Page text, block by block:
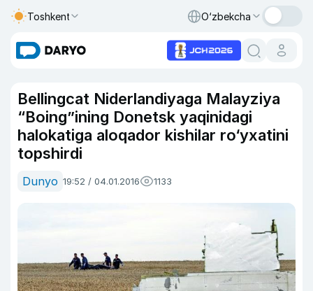
Toshkent O‘zbekcha
Bellingcat Niderlandiyaga Malayziya
“Boing”ining Donetsk yaqinidagi
halokatiga aloqador kishilar ro‘yxatini
topshirdi
Dunyo 19:52 / 04.01.2016 1133